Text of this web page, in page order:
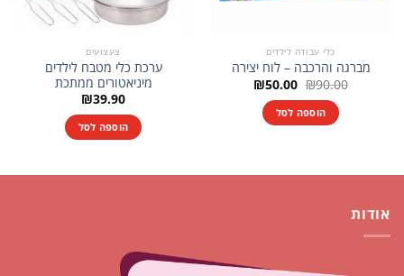
כלי עבודה לילדים
מברגה והרכבה – לוח יצירה
₪90.00 המחיר
המקורי
היה:
₪90.00.
₪50.00 המחיר
הנוכחי
הוספה לסל
צעצועים
ערכת כלי מטבח לילדים
מיניאטורים ממתכת
₪39.90
הוספה לסל
אודות